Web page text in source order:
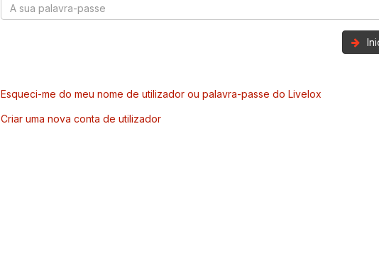
Esqueci-me do meu nome de utilizador ou palavra-passe do Livelox
Criar uma nova conta de utilizador